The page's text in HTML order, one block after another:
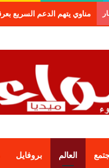
طنجة.. مجموعة فندقية جديدة
العالم بروفايل